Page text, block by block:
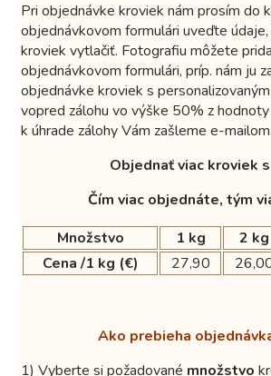
Pri objednávke kroviek nám prosím do
objednávkovom formulári uveďte
kroviek vytlačiť. Fotografiu môžete
objednávkovom formulári, príp. nám ju
objednávke kroviek s
vopred zálohu vo výške 50% z
k úhrade zálohy Vám zašleme e-mailom.
Objednať viac kroviek
Čím viac objednáte, tým
Množstvo
1 kg 2 kg
Cena /1 kg (€)
27,90
Ako prebieha
1) Vyberte si požadované množstvo